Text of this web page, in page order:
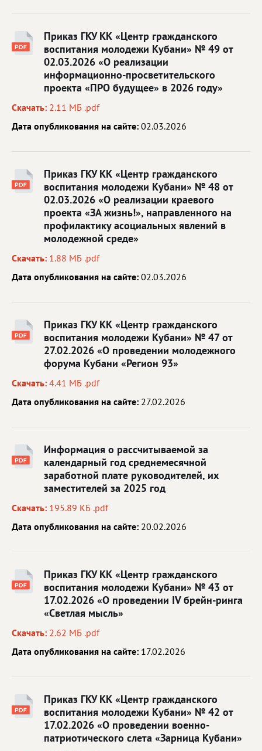
Приказ ГКУ КК «Центр гражданского
воспитания молодежи Кубани» № 49 от
02.03.2026 «О реализации
информационно-просветительского
проекта «ПРО будущее» в 2026 году»
Скачать: 2.11 МБ .pdf
Дата опубликования на сайте: 02.03.2026
Приказ ГКУ КК «Центр гражданского
воспитания молодежи Кубани» № 48 от
02.03.2026 «О реализации краевого
проекта «ЗА жизнь!», направленного на
профилактику асоциальных явлений в
молодежной среде»
Скачать: 1.88 МБ .pdf
Дата опубликования на сайте: 02.03.2026
Приказ ГКУ КК «Центр гражданского
воспитания молодежи Кубани» № 47 от
27.02.2026 «О проведении молодежного
форума Кубани «Регион 93»
Скачать: 4.41 МБ .pdf
Дата опубликования на сайте: 27.02.2026
Информация о рассчитываемой за
календарный год среднемесячной
заработной плате руководителей, их
заместителей за 2025 год
Скачать: 195.89 КБ .pdf
Дата опубликования на сайте: 20.02.2026
Приказ ГКУ КК «Центр гражданского
воспитания молодежи Кубани» № 43 от
17.02.2026 «О проведении IV брейн-ринга
«Светлая мысль»
Скачать: 2.62 МБ .pdf
Дата опубликования на сайте: 17.02.2026
Приказ ГКУ КК «Центр гражданского
воспитания молодежи Кубани» № 42 от
17.02.2026 «О проведении военно-
патриотического слета «Зарница Кубани»